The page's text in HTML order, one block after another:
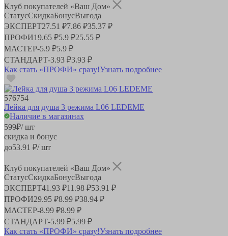
Клуб покупателей «Ваш Дом»
СтатусСкидкаБонусВыгода
ЭКСПЕРТ27.51 ₽7.86 ₽35.37 ₽
ПРОФИ19.65 ₽5.9 ₽25.55 ₽
МАСТЕР-5.9 ₽5.9 ₽
СТАНДАРТ-3.93 ₽3.93 ₽
Как стать «ПРОФИ» сразу!Узнать подробнее
576754
Лейка для душа 3 режима L06 LEDEME
Наличие в магазинах
599₽/ шт
скидка и бонус
до53.91 ₽/ шт
Клуб покупателей «Ваш Дом»
СтатусСкидкаБонусВыгода
ЭКСПЕРТ41.93 ₽11.98 ₽53.91 ₽
ПРОФИ29.95 ₽8.99 ₽38.94 ₽
МАСТЕР-8.99 ₽8.99 ₽
СТАНДАРТ-5.99 ₽5.99 ₽
Как стать «ПРОФИ» сразу!Узнать подробнее